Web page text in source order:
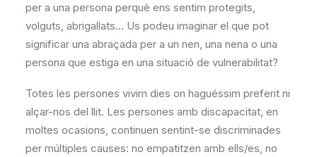
per a una persona perquè ens sentim protegits,
volguts, abrigallats… Us podeu imaginar el que pot
significar una abraçada per a un nen, una nena o una
persona que estiga en una situació de vulnerabilitat?
Totes les persones vivim dies on haguéssim preferit ni
alçar-nos del llit. Les persones amb discapacitat, en
moltes ocasions, continuen sentint-se discriminades
per múltiples causes: no empatitzen amb ells/es, no